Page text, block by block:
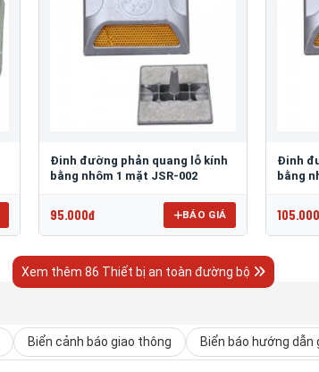
Đinh đường phản quang lỗ kính
bằng nhôm 1 mặt JSR-002
95.000đ BÁO GIÁ
Đinh
bằng
Xem thêm 86 Thiết bị an toàn đường bộ
Biển cảnh báo giao thông Biển báo hướng dẫn